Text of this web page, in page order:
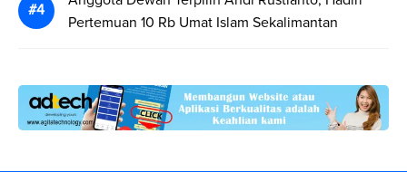
Pertemuan 10 Rb Umat Islam Sekalimantan